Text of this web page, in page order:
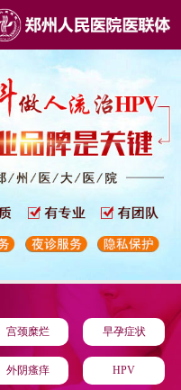
宫颈糜烂 早孕症状
外阴瘙痒 HPV